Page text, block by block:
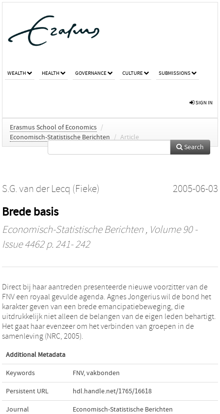
WEALTH HEALTH GOVERNANCE CULTURE SUBMISSIONS
SIGN IN
Erasmus School of Economics /
Economisch-Statistische Berichten
/ Article
Search
S.G. van der Lecq (Fieke) 2005-06-03
Brede basis
Economisch-Statistische Berichten , Volume 90 -
Issue 4462 p. 241- 242
Direct bij haar aantreden presenteerde nieuwe voorzitter van de
FNV een royaal gevulde agenda. Agnes Jongerius wil de bond het
karakter geven van een brede emancipatiebeweging, die
uitdrukkelijk niet alleen de belangen van de eigen leden behartigt.
Het gaat haar evenzeer om het verbinden van groepen in de
samenleving (NRC, 2005).
Additional Metadata
Keywords FNV,vakbonden
Persistent URL hdl.handle.net/1765/16618
Journal Economisch-Statistische Berichten